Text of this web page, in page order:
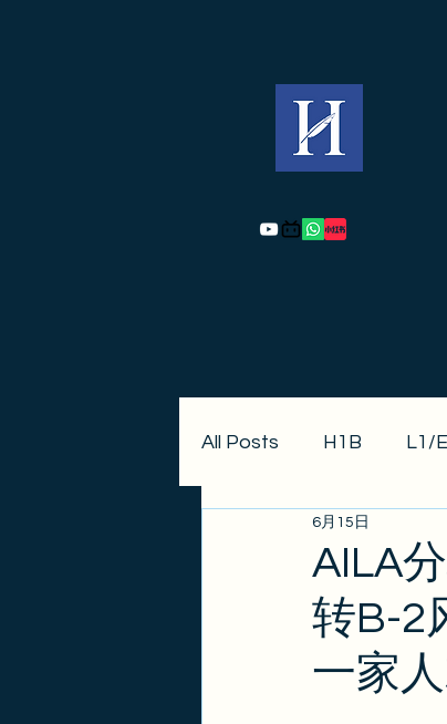
All Posts H1B L1/
EB1A/EB1B/NIW
政策更新 金卡
AILA
转B-2
一家
6月15日